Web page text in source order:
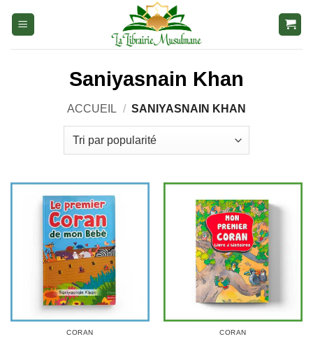
Saniyasnain Khan
ACCUEIL / SANIYASNAIN KHAN
CORAN CORAN